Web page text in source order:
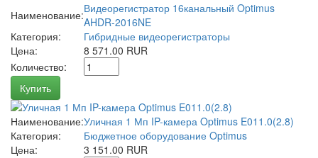
Наименование:Видеорегистратор 16канальный Optimus
AHDR-2016NE
Категория:
Гибридные видеорегистраторы
Цена:
8 571.00 RUR
Количество:
Купить
Наименование:Уличная 1 Мп IP-камера Optimus E011.0(2.8)
Категория:
Бюджетное оборудование Optimus
Цена:
3 151.00 RUR